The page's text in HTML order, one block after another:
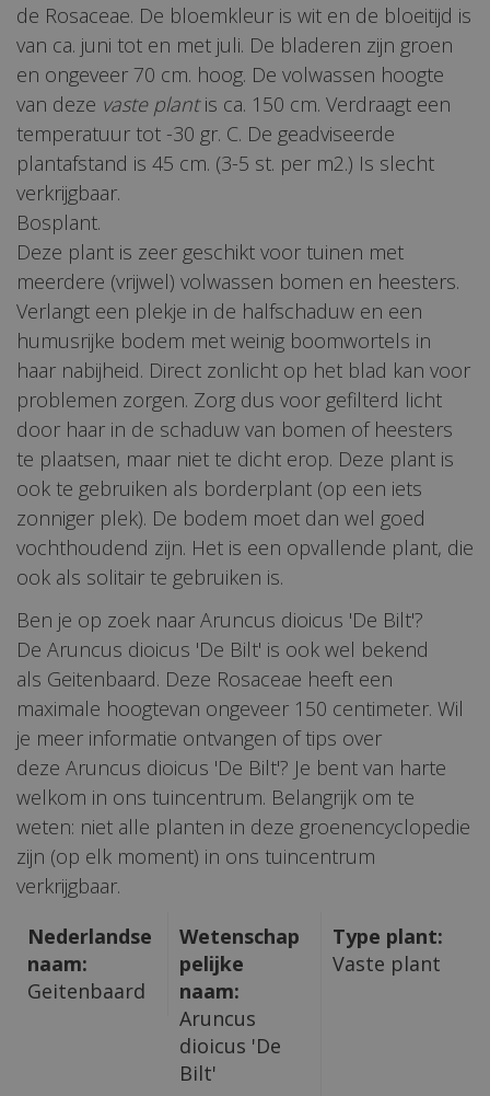
de Rosaceae. De bloemkleur is wit en de bloeitijd is
van ca. juni tot en met juli. De bladeren zijn groen
en ongeveer 70 cm. hoog. De volwassen hoogte
van deze vaste plantis ca. 150 cm. Verdraagt een
temperatuur tot -30 gr. C. De geadviseerde
plantafstand is 45 cm. (3-5 st. per m2.) Is slecht
verkrijgbaar.
Bosplant.
Deze plant is zeer geschikt voor tuinen met
meerdere (vrijwel) volwassen bomen en heesters.
Verlangt een plekje in de halfschaduw en een
humusrijke bodem met weinig boomwortels in
haar nabijheid. Direct zonlicht op het blad kan voor
problemen zorgen. Zorg dus voor gefilterd licht
door haar in de schaduw van bomen of heesters
te plaatsen, maar niet te dicht erop. Deze plant is
ook te gebruiken als borderplant (op een iets
zonniger plek). De bodem moet dan wel goed
vochthoudend zijn. Het is een opvallende plant, die
ook als solitair te gebruiken is.
Ben je op zoek naar Aruncus dioicus 'De Bilt'?
De Aruncus dioicus 'De Bilt' is ook wel bekend
als Geitenbaard. Deze Rosaceae heeft een
maximale hoogtevan ongeveer 150 centimeter. Wil
je meer informatie ontvangen of tips over
deze Aruncus dioicus 'De Bilt'? Je bent van harte
welkom in ons tuincentrum. Belangrijk om te
weten: niet alle planten in deze groenencyclopedie
zijn (op elk moment) in ons tuincentrum
verkrijgbaar.
Nederlandse
naam:
Geitenbaard
Wetenschap
pelijke
naam:
Aruncus
dioicus 'De
Bilt'
Type plant:
Vaste plant